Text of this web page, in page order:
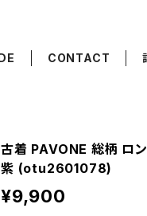
CONTACT
古着 PAVONE 総柄 ロ
紫 (otu2601078)
¥9,900